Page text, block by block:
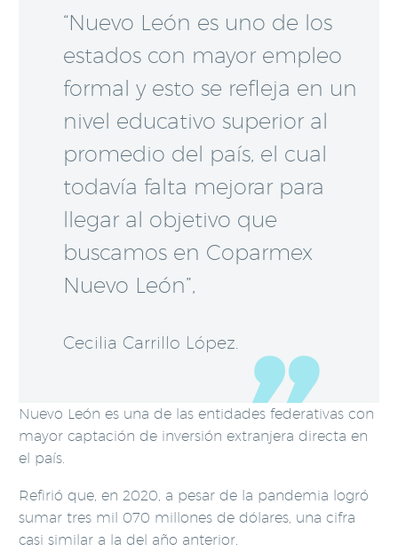
“Nuevo León es uno de los
estados con mayor empleo
formal y esto se refleja en un
nivel educativo superior al
promedio del país, el cual
todavía falta mejorar para
llegar al objetivo que
buscamos en Coparmex
Nuevo León”,
Cecilia Carrillo López.
Nuevo León es una de las entidades federativas con
mayor captación de inversión extranjera directa en
el país.
Refirió que, en 2020, a pesar de la pandemia logró
sumar tres mil 070 millones de dólares, una cifra
casi similar a la del año anterior.